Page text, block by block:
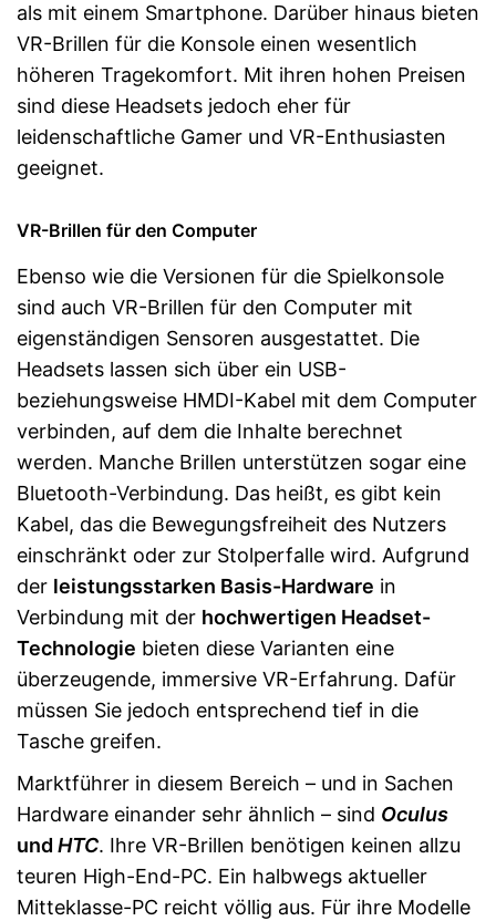
als mit einem Smartphone. Darüber hinaus bieten
VR-Brillen für die Konsole einen wesentlich
höheren Tragekomfort. Mit ihren hohen Preisen
sind diese Headsets jedoch eher für
leidenschaftliche Gamer und VR-Enthusiasten
geeignet.
VR-Brillen für den Computer
Ebenso wie die Versionen für die Spielkonsole
sind auch VR-Brillen für den Computer mit
eigenständigen Sensoren ausgestattet. Die
Headsets lassen sich über ein USB-
beziehungsweise HMDI-Kabel mit dem Computer
verbinden, auf dem die Inhalte berechnet
werden. Manche Brillen unterstützen sogar eine
Bluetooth-Verbindung. Das heißt, es gibt kein
Kabel, das die Bewegungsfreiheit des Nutzers
einschränkt oder zur Stolperfalle wird. Aufgrund
der leistungsstarken Basis-Hardware in
Verbindung mit der hochwertigen Headset-
Technologie bieten diese Varianten eine
überzeugende, immersive VR-Erfahrung. Dafür
müssen Sie jedoch entsprechend tief in die
Tasche greifen.
Marktführer in diesem Bereich – und in Sachen
Hardware einander sehr ähnlich – sind Oculus
und HTC. Ihre VR-Brillen benötigen keinen allzu
teuren High-End-PC. Ein halbwegs aktueller
Mitteklasse-PC reicht völlig aus. Für ihre Modelle